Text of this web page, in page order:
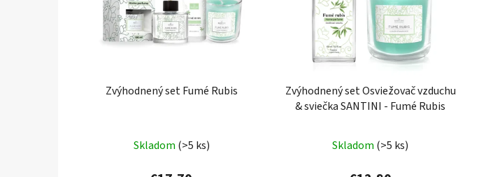
Zvýhodnený set Fumé Rubis
Skladom (>5 ks)
Zvýhodnený set Osviežovač vzduchu
& sviečka SANTINI - Fumé Rubis
Skladom (>5 ks)